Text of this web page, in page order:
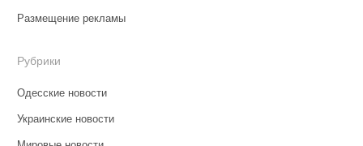
Размещение рекламы
Рубрики
Одесские новости
Украинские новости